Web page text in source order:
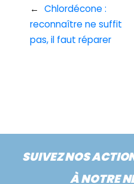
← Chlordécone :
reconnaître ne suffit
pas, il faut réparer
SUIVEZ NOS
À NOTRE